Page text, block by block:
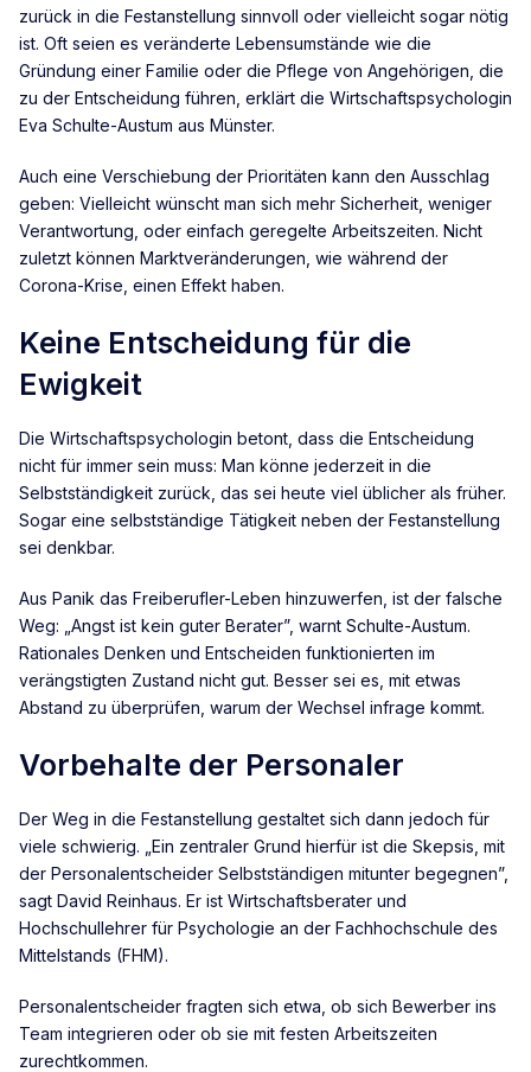
zurück in die Festanstellung sinnvoll oder vielleicht sogar nötig
ist. Oft seien es veränderte Lebensumstände wie die
Gründung einer Familie oder die Pflege von Angehörigen, die
zu der Entscheidung führen, erklärt die Wirtschaftspsychologin
Eva Schulte-Austum aus Münster.
Auch eine Verschiebung der Prioritäten kann den Ausschlag
geben: Vielleicht wünscht man sich mehr Sicherheit, weniger
Verantwortung, oder einfach geregelte Arbeitszeiten. Nicht
zuletzt können Marktveränderungen, wie während der
Corona-Krise, einen Effekt haben.
Keine Entscheidung für die
Ewigkeit
Die Wirtschaftspsychologin betont, dass die Entscheidung
nicht für immer sein muss: Man könne jederzeit in die
Selbstständigkeit zurück, das sei heute viel üblicher als früher.
Sogar eine selbstständige Tätigkeit neben der Festanstellung
sei denkbar.
Aus Panik das Freiberufler-Leben hinzuwerfen, ist der falsche
Weg: „Angst ist kein guter Berater”, warnt Schulte-Austum.
Rationales Denken und Entscheiden funktionierten im
verängstigten Zustand nicht gut. Besser sei es, mit etwas
Abstand zu überprüfen, warum der Wechsel infrage kommt.
Vorbehalte der Personaler
Der Weg in die Festanstellung gestaltet sich dann jedoch für
viele schwierig. „Ein zentraler Grund hierfür ist die Skepsis, mit
der Personalentscheider Selbstständigen mitunter begegnen”,
sagt David Reinhaus. Er ist Wirtschaftsberater und
Hochschullehrer für Psychologie an der Fachhochschule des
Mittelstands (FHM).
Personalentscheider fragten sich etwa, ob sich Bewerber ins
Team integrieren oder ob sie mit festen Arbeitszeiten
zurechtkommen.